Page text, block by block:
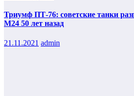
Триумф ПТ-76: советские танки
М24 50 лет назад
21.11.2021 admin